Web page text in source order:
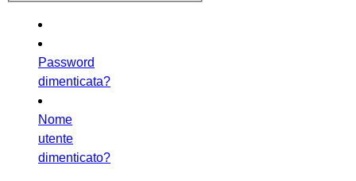
Password
dimenticata?
Nome
utente
dimenticato?